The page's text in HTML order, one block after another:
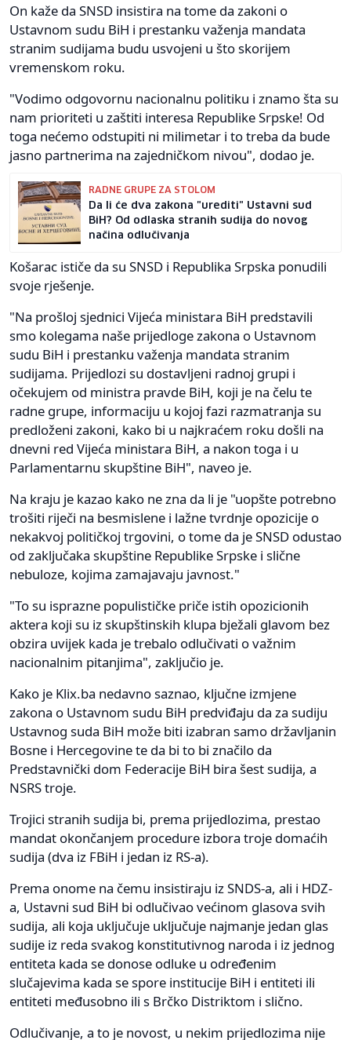
On kaže da SNSD insistira na tome da zakoni o
Ustavnom sudu BiH i prestanku važenja mandata
stranim sudijama budu usvojeni u što skorijem
vremenskom roku.
"Vodimo odgovornu nacionalnu politiku i znamo šta su
nam prioriteti u zaštiti interesa Republike Srpske! Od
toga nećemo odstupiti ni milimetar i to treba da bude
jasno partnerima na zajedničkom nivou", dodao je.
RADNE GRUPE ZA STOLOM
Da li će dva zakona "urediti" Ustavni sud
BiH? Od odlaska stranih sudija do novog
načina odlučivanja
Košarac ističe da su SNSD i Republika Srpska ponudili
svoje rješenje.
"Na prošloj sjednici Vijeća ministara BiH predstavili
smo kolegama naše prijedloge zakona o Ustavnom
sudu BiH i prestanku važenja mandata stranim
sudijama. Prijedlozi su dostavljeni radnoj grupi i
očekujem od ministra pravde BiH, koji je na čelu te
radne grupe, informaciju u kojoj fazi razmatranja su
predloženi zakoni, kako bi u najkraćem roku došli na
dnevni red Vijeća ministara BiH, a nakon toga i u
Parlamentarnu skupštine BiH", naveo je.
Na kraju je kazao kako ne zna da li je "uopšte potrebno
trošiti riječi na besmislene i lažne tvrdnje opozicije o
nekakvoj političkoj trgovini, o tome da je SNSD odustao
od zaključaka skupštine Republike Srpske i slične
nebuloze, kojima zamajavaju javnost."
"To su isprazne populističke priče istih opozicionih
aktera koji su iz skupštinskih klupa bježali glavom bez
obzira uvijek kada je trebalo odlučivati o važnim
nacionalnim pitanjima", zaključio je.
Kako je Klix.ba nedavno saznao, ključne izmjene
zakona o Ustavnom sudu BiH predviđaju da za sudiju
Ustavnog suda BiH može biti izabran samo državljanin
Bosne i Hercegovine te da bi to bi značilo da
Predstavnički dom Federacije BiH bira šest sudija, a
NSRS troje.
Trojici stranih sudija bi, prema prijedlozima, prestao
mandat okončanjem procedure izbora troje domaćih
sudija (dva iz FBiH i jedan iz RS-a).
Prema onome na čemu insistiraju iz SNDS-a, ali i HDZ-
a, Ustavni sud BiH bi odlučivao većinom glasova svih
sudija, ali koja uključuje uključuje najmanje jedan glas
sudije iz reda svakog konstitutivnog naroda i iz jednog
entiteta kada se donose odluke u određenim
slučajevima kada se spore institucije BiH i entiteti ili
entiteti međusobno ili s Brčko Distriktom i slično.
Odlučivanje, a to je novost, u nekim prijedlozima nije